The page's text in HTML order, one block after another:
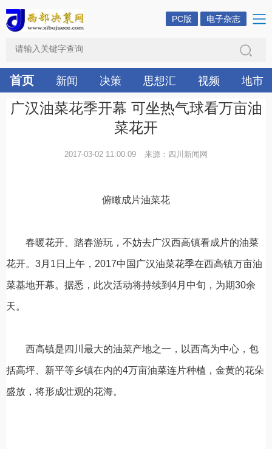
PC版 电子杂志
首页 新闻 决策 思想汇 视频 地市
广汉油菜花季开幕 可坐热气球看万亩油
菜花开
2017-03-02 11:00:09 来源：四川新闻网
俯瞰成片油菜花
春暖花开、踏春游玩，不妨去广汉西高镇看成片的油菜
花开。3月1日上午，2017中国广汉油菜花季在西高镇万亩油
菜基地开幕。据悉，此次活动将持续到4月中旬，为期30余
天。
西高镇是四川最大的油菜产地之一，以西高为中心，包
括高坪、新平等乡镇在内的4万亩油菜连片种植，金黄的花朵
盛放，将形成壮观的花海。